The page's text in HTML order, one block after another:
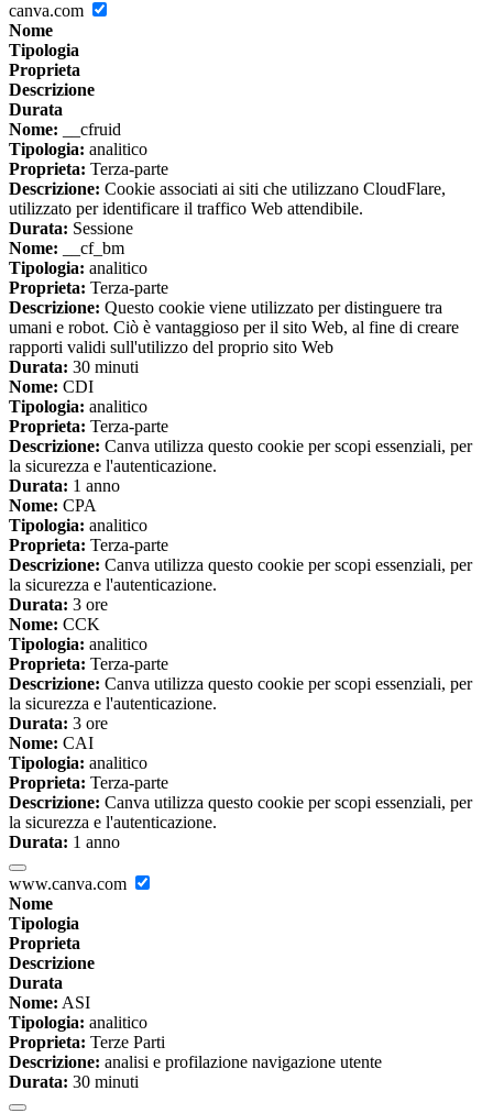
canva.com
Nome
Tipologia
Proprieta
Descrizione
Durata
Nome: __cfruid
Tipologia: analitico
Proprieta: Terza-parte
Descrizione: Cookie associati ai siti che utilizzano CloudFlare,
utilizzato per identificare il traffico Web attendibile.
Durata: Sessione
Nome: __cf_bm
Tipologia: analitico
Proprieta: Terza-parte
Descrizione: Questo cookie viene utilizzato per distinguere tra
umani e robot. Ciò è vantaggioso per il sito Web, al fine di creare
rapporti validi sull'utilizzo del proprio sito Web
Durata: 30 minuti
Nome: CDI
Tipologia: analitico
Proprieta: Terza-parte
Descrizione: Canva utilizza questo cookie per scopi essenziali, per
la sicurezza e l'autenticazione.
Durata: 1 anno
Nome: CPA
Tipologia: analitico
Proprieta: Terza-parte
Descrizione: Canva utilizza questo cookie per scopi essenziali, per
la sicurezza e l'autenticazione.
Durata: 3 ore
Nome: CCK
Tipologia: analitico
Proprieta: Terza-parte
Descrizione: Canva utilizza questo cookie per scopi essenziali, per
la sicurezza e l'autenticazione.
Durata: 3 ore
Nome: CAI
Tipologia: analitico
Proprieta: Terza-parte
Descrizione: Canva utilizza questo cookie per scopi essenziali, per
la sicurezza e l'autenticazione.
Durata: 1 anno
www.canva.com
Nome
Tipologia
Proprieta
Descrizione
Durata
Nome: ASI
Tipologia: analitico
Proprieta: Terze Parti
Descrizione: analisi e profilazione navigazione utente
Durata: 30 minuti